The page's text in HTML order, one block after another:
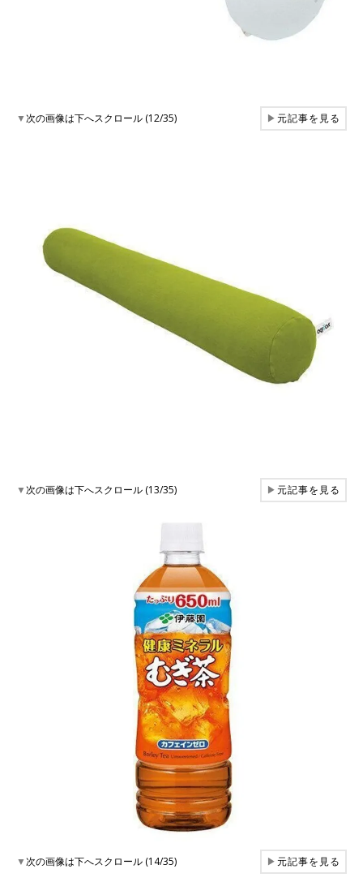
▼次の画像は下へスクロール (12/35) ▶元記事を見る
▼次の画像は下へスクロール (13/35) ▶元記事を見る
▼次の画像は下へスクロール (14/35) ▶元記事を見る